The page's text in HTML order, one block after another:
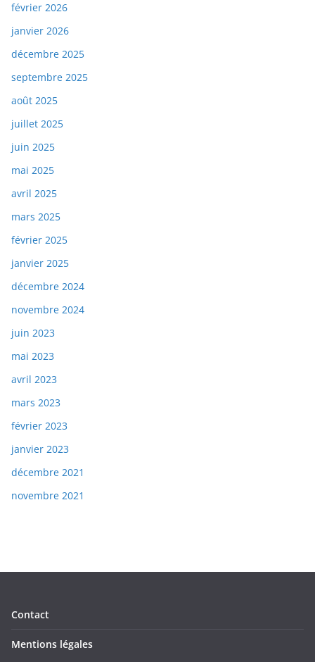
février 2026
janvier 2026
décembre 2025
septembre 2025
août 2025
juillet 2025
juin 2025
mai 2025
avril 2025
mars 2025
février 2025
janvier 2025
décembre 2024
novembre 2024
juin 2023
mai 2023
avril 2023
mars 2023
février 2023
janvier 2023
décembre 2021
novembre 2021
Contact
Mentions légales